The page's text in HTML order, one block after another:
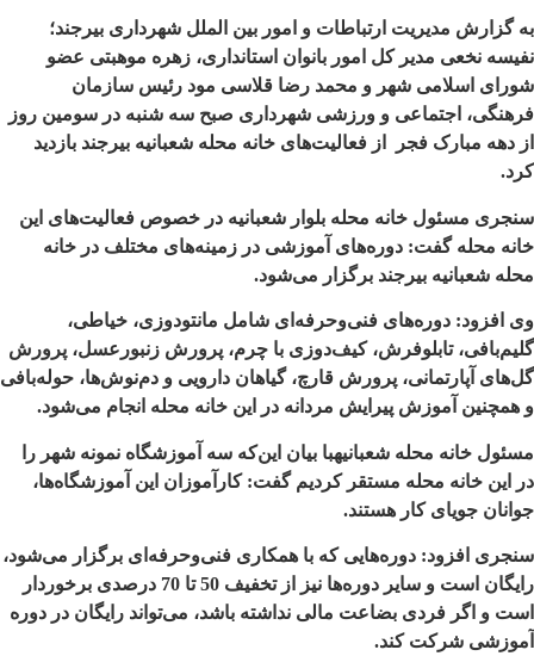
به گزارش مدیریت ارتباطات و امور بین الملل شهرداری بیرجند؛
نفیسه نخعی مدیر کل امور بانوان استانداری، زهره موهبتی عضو
شورای اسلامی شهر و محمد رضا قلاسی مود رئیس سازمان
فرهنگی، اجتماعی و ورزشی شهرداری صبح سه شنبه در سومین روز
از دهه مبارک فجر از فعالیت‌های خانه محله شعبانیه بیرجند بازدید
کرد.
سنجری مسئول خانه محله بلوار شعبانیه در خصوص فعالیت‌های این
خانه محله گفت: دوره‌های آموزشی در زمینه‌های مختلف در خانه
محله شعبانیه بیرجند برگزار می‌شود.
وی افزود: دوره‌های فنی‌وحرفه‌ای شامل مانتودوزی، خیاطی،
گلیم‌بافی، تابلوفرش، کیف‌دوزی با چرم، پرورش زنبورعسل، پرورش
گل‌های آپارتمانی، پرورش قارچ، گیاهان دارویی و دم‌نوش‌ها، حوله‌بافی
و همچنین آموزش پیرایش مردانه در این خانه محله انجام می‌شود.
مسئول خانه محله شعبانیهبا بیان این‌که سه آموزشگاه نمونه شهر را
در این خانه محله مستقر کردیم گفت: کارآموزان این آموزشگاه‌ها،
جوانان جویای کار هستند.
سنجری افزود: دوره‌هایی که با همکاری فنی‌وحرفه‌ای برگزار می‌شود،
رایگان است و سایر دوره‌ها نیز از تخفیف 50 تا 70 درصدی برخوردار
است و اگر فردی بضاعت مالی نداشته باشد، می‌تواند رایگان در دوره
آموزشی شرکت کند.